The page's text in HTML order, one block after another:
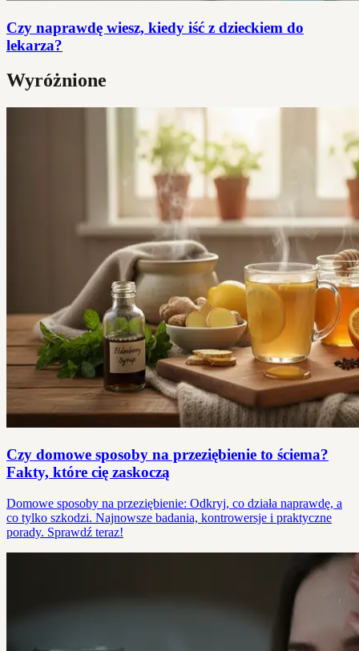
Czy naprawdę wiesz, kiedy iść z dzieckiem do
lekarza?
Wyróżnione
Czy domowe sposoby na przeziębienie to ściema?
Fakty, które cię zaskoczą
Domowe sposoby na przeziębienie: Odkryj, co działa naprawdę, a
co tylko szkodzi. Najnowsze badania, kontrowersje i praktyczne
porady. Sprawdź teraz!